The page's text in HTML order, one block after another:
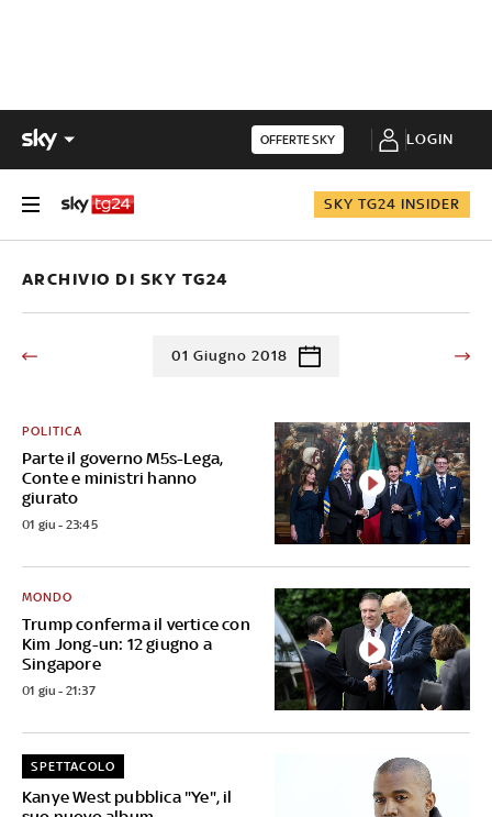
OFFERTE SKY LOGIN
SKY TG24 INSIDER
ARCHIVIO DI SKY TG24
01 Giugno 2018
Parte il governo M5s-Lega,
Conte e ministri hanno
giurato
POLITICA
01 giu - 23:45
Trump conferma il vertice con
Kim Jong-un: 12 giugno a
Singapore
MONDO
01 giu - 21:37
Kanye West pubblica "Ye", il
SPETTACOLO